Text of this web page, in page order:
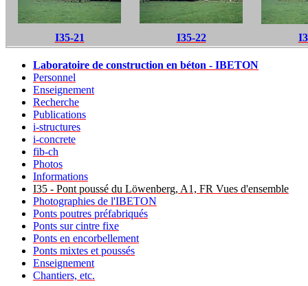
I35-21 I35-22
Laboratoire de construction en béton - IBETON
Personnel
Enseignement
Recherche
Publications
i-structures
i-concrete
fib-ch
Photos
Informations
I35 - Pont poussé du Löwenberg, A1, FR Vues d'ensemble
Photographies de l'IBETON
Ponts poutres préfabriqués
Ponts sur cintre fixe
Ponts en encorbellement
Ponts mixtes et poussés
Enseignement
Chantiers, etc.